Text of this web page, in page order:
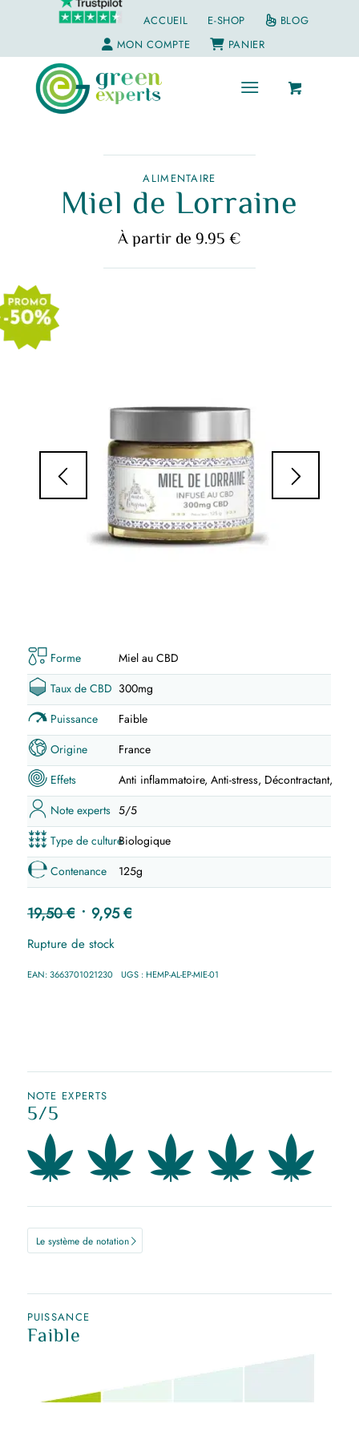
ACCUEIL E-SHOP
BLOG
MON COMPTE
PANIER
ALIMENTAIRE
Miel de Lorraine
À partir de 9.95 €
Forme
Miel au CBD
Taux de CBD 300mg
Puissance
Faible
Origine
France
Effets
Anti inflammatoire, Anti-stress, Décontractant,
Note experts 5/5
Type de cultureBiologique
Contenance
125g
19,50€ Le
initial
était :
9,95€Le
est :
Rupture de stock
EAN:3663701021230 UGS :HEMP-AL-EP-MIE-01
NOTE EXPERTS
5/5
Le système de notation
PUISSANCE
Faible